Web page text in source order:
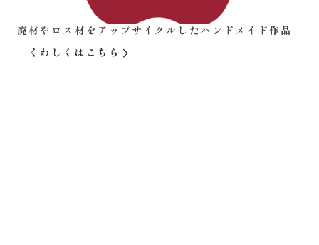
廃材やロス材をアップサイクルしたハンドメイド作品
くわしくはこちら